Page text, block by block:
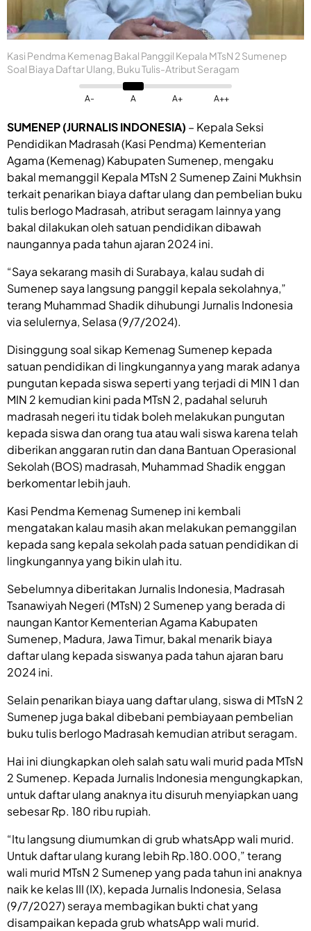
Kasi Pendma Kemenag Bakal Panggil Kepala MTsN 2 Sumenep
Soal Biaya Daftar Ulang, Buku Tulis-Atribut Seragam
A- A A+ A++
SUMENEP (JURNALIS INDONESIA) – Kepala Seksi
Pendidikan Madrasah (Kasi Pendma) Kementerian
Agama (Kemenag) Kabupaten Sumenep, mengaku
bakal memanggil Kepala MTsN 2 Sumenep Zaini Mukhsin
terkait penarikan biaya daftar ulang dan pembelian buku
tulis berlogo Madrasah, atribut seragam lainnya yang
bakal dilakukan oleh satuan pendidikan dibawah
naungannya pada tahun ajaran 2024 ini.
“Saya sekarang masih di Surabaya, kalau sudah di
Sumenep saya langsung panggil kepala sekolahnya,”
terang Muhammad Shadik dihubungi Jurnalis Indonesia
via selulernya, Selasa (9/7/2024).
Disinggung soal sikap Kemenag Sumenep kepada
satuan pendidikan di lingkungannya yang marak adanya
pungutan kepada siswa seperti yang terjadi di MIN 1 dan
MIN 2 kemudian kini pada MTsN 2, padahal seluruh
madrasah negeri itu tidak boleh melakukan pungutan
kepada siswa dan orang tua atau wali siswa karena telah
diberikan anggaran rutin dan dana Bantuan Operasional
Sekolah (BOS) madrasah, Muhammad Shadik enggan
berkomentar lebih jauh.
Kasi Pendma Kemenag Sumenep ini kembali
mengatakan kalau masih akan melakukan pemanggilan
kepada sang kepala sekolah pada satuan pendidikan di
lingkungannya yang bikin ulah itu.
Sebelumnya diberitakan Jurnalis Indonesia, Madrasah
Tsanawiyah Negeri (MTsN) 2 Sumenep yang berada di
naungan Kantor Kementerian Agama Kabupaten
Sumenep, Madura, Jawa Timur, bakal menarik biaya
daftar ulang kepada siswanya pada tahun ajaran baru
2024 ini.
Selain penarikan biaya uang daftar ulang, siswa di MTsN 2
Sumenep juga bakal dibebani pembiayaan pembelian
buku tulis berlogo Madrasah kemudian atribut seragam.
Hai ini diungkapkan oleh salah satu wali murid pada MTsN
2 Sumenep. Kepada Jurnalis Indonesia mengungkapkan,
untuk daftar ulang anaknya itu disuruh menyiapkan uang
sebesar Rp. 180 ribu rupiah.
“Itu langsung diumumkan di grub whatsApp wali murid.
Untuk daftar ulang kurang lebih Rp.180.000,” terang
wali murid MTsN 2 Sumenep yang pada tahun ini anaknya
naik ke kelas III (IX), kepada Jurnalis Indonesia, Selasa
(9/7/2027) seraya membagikan bukti chat yang
disampaikan kepada grub whatsApp wali murid.